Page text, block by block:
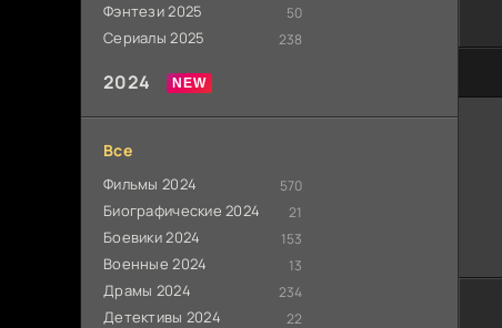
Фэнтези 2025 50
Сериалы 2025 238
2024
Все
Фильмы 2024 570
Биографические 2024 21
Боевики 2024 153
Военные 2024 13
Драмы 2024 234
Детективы 2024 22